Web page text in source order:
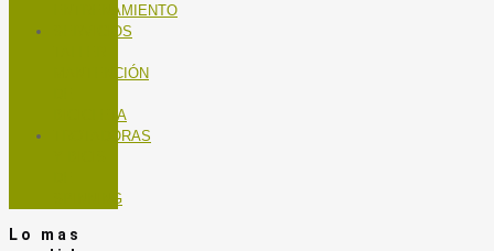
ENTRENAMIENTO
SERVICIOS
MANTENCIÓN
BICICLETA
TROTADORAS
SPINNING
Lo mas